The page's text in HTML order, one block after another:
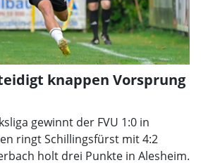
knappen Vorsprung
gewinnt der FVU 1:0 in
ringt Schillingsfürst mit 4:2
holt drei Punkte in Alesheim.